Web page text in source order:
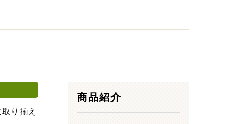
り揃え
商品紹介